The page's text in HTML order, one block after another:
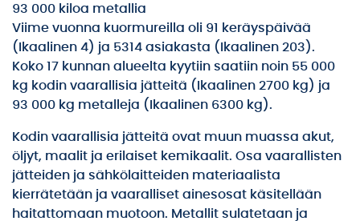
93 000 kiloa metallia
Viime vuonna kuormureilla oli 91 keräyspäivää
(Ikaalinen 4) ja 5314 asiakasta (Ikaalinen 203).
Koko 17 kunnan alueelta kyytiin saatiin noin 55 000
kg kodin vaarallisia jätteitä (Ikaalinen 2700 kg) ja
93 000 kg metalleja (Ikaalinen 6300 kg).
Kodin vaarallisia jätteitä ovat muun muassa akut,
öljyt, maalit ja erilaiset kemikaalit. Osa vaarallisten
jätteiden ja sähkölaitteiden materiaalista
kierrätetään ja vaaralliset ainesosat käsitellään
haitattomaan muotoon. Metallit sulatetaan ja